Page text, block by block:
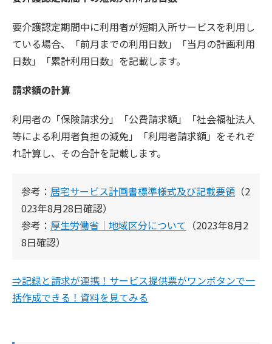
要介護認定期間中に利用者が短期入所サービスを利用し
ている場合、「前月までの利用日数」「当月の計画利用
日数」「累計利用日数」を記載します。
請求額の計算
利用者の「保険請求分」「公費請求額」「社会福祉法人
等による利用者負担の減免」「利用者請求額」をそれぞ
れ計算し、その合計を記載します。
参考： 居宅サービス計画書標準様式及び記載要領 （2
023年8月28日確認）
参考： 厚生労働省｜地域区分について （2023年8月2
8日確認）
⇒記録と請求が連携！サービス提供票がワンボタンで一
括作成できる！資料を見てみる